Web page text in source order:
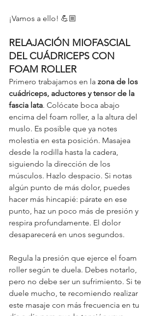
¡Vamos a ello! 💪🏼
RELAJACIÓN MIOFASCIAL
DEL CUÁDRICEPS CON
FOAM ROLLER
Primero trabajamos en la zona de los
cuádriceps, aductores y tensor de la
fascia lata. Colócate boca abajo
encima del foam roller, a la altura del
muslo. Es posible que ya notes
molestia en esta posición. Masajea
desde la rodilla hasta la cadera,
siguiendo la dirección de los
músculos. Hazlo despacio. Si notas
algún punto de más dolor, puedes
hacer más hincapié: párate en ese
punto, haz un poco más de presión y
respira profundamente. El dolor
desaparecerá en unos segundos.
Regula la presión que ejerce el foam
roller según te duela. Debes notarlo,
pero no debe ser un sufrimiento. Si te
duele mucho, te recomiendo realizar
este masaje con más frecuencia en tu